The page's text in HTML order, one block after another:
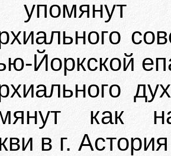
упомянут
Йоркской
как
в г.